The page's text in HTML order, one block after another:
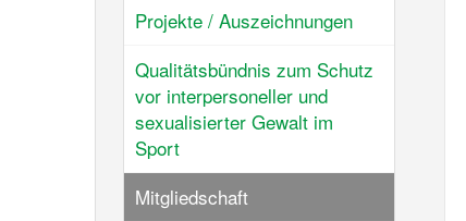
Projekte / Auszeichnungen
Qualitätsbündnis zum Schutz
vor interpersoneller und
sexualisierter Gewalt im
Sport
Mitgliedschaft